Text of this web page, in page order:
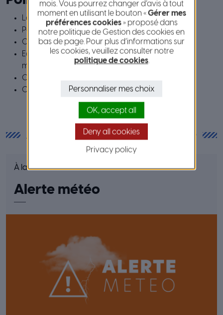
Lavoir de la Font Muraou
Paroisse de Dos Fraires
Château du Broc
Eglise Sainte-Marie-Madeleine et son inscription
médiévale
Chapelle Saint Antoine
Chapelle Saint Sébastien
Actualités de la commune
À la une
Alerte météo
mois. Vous pourrez changer d’avis à tout
moment en utilisant le bouton «Gérer mes
préférences cookies» proposé dans
notre politique de Gestion des cookies en
bas de page. Pour plus d’informations sur
les cookies, veuillez consulter notre
politique de cookies.
Personnaliser mes choix
OK, accept all
Deny all cookies
Privacy policy